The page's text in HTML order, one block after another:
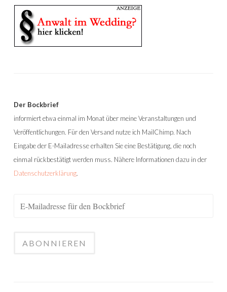
Der Bockbrief
informiert etwa einmal im Monat über meine Veranstaltungen und
Veröffentlichungen. Für den Versand nutze ich MailChimp. Nach
Eingabe der E-Mailadresse erhalten Sie eine Bestätigung, die noch
einmal rückbestätigt werden muss. Nähere Informationen dazu in der
Datenschutzerklärung.